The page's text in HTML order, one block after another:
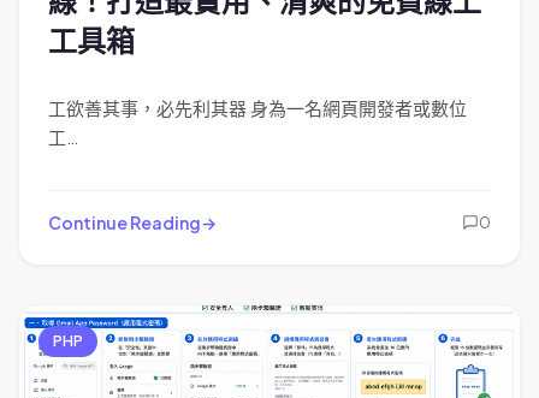
工具箱
工欲善其事，必先利其器 身為一名網頁開發者或數位
工…
Continue Reading 0
PHP